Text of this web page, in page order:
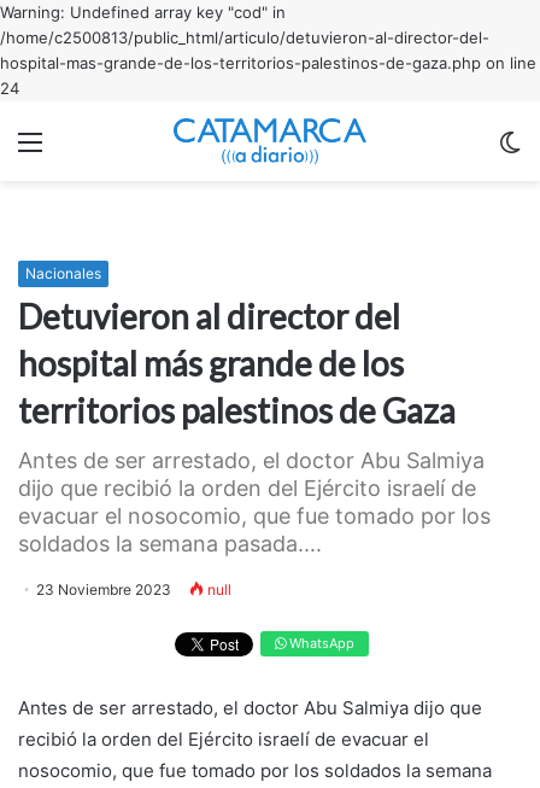
Warning: Undefined array key "cod" in
/home/c2500813/public_html/articulo/detuvieron-al-director-del-
hospital-mas-grande-de-los-territorios-palestinos-de-gaza.php on line
24
Nacionales
Detuvieron al director del
hospital más grande de los
territorios palestinos de Gaza
Antes de ser arrestado, el doctor Abu Salmiya
dijo que recibió la orden del Ejército israelí de
evacuar el nosocomio, que fue tomado por los
soldados la semana pasada....
23 Noviembre 2023 null
WhatsApp
Antes de ser arrestado, el doctor Abu Salmiya dijo que
recibió la orden del Ejército israelí de evacuar el
nosocomio, que fue tomado por los soldados la semana